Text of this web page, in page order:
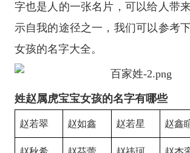
字也是人的一张名片，可以给人带
示自我的途径之一，我们可以参考
女孩的名字大全。
姓赵属虎宝宝女孩的名字有哪些
赵若翠 赵如鑫 赵若星 赵鑫